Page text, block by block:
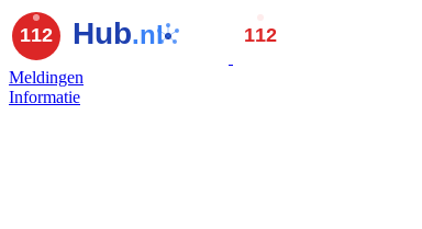
Meldingen
Informatie